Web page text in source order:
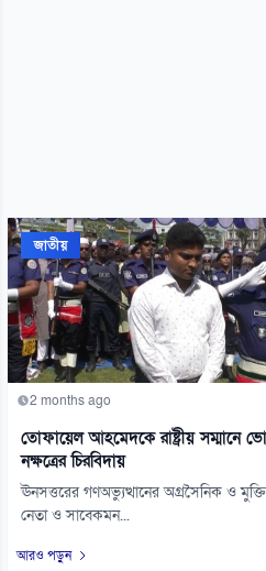
জাতীয়
2 months ago
তোফায়েল আহমেদকে রাষ্ট্রীয় সম্মানে
নক্ষত্রের চিরবিদায়
ঊনসত্তরের গণঅভ্যুত্থানের অগ্রসৈনিক ও
নেতা ও সাবেকমন...
আরও পড়ুন